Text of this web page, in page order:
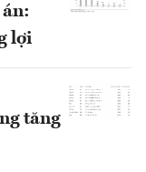
lợi
tăng